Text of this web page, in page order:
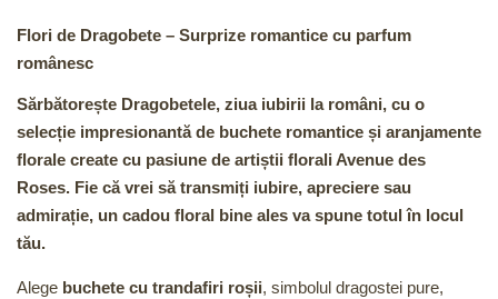
Flori de Dragobete – Surprize romantice cu parfum
românesc
Sărbătorește Dragobetele, ziua iubirii la români, cu o
selecție impresionantă de buchete romantice și aranjamente
florale create cu pasiune de artiștii florali Avenue des
Roses. Fie că vrei să transmiți iubire, apreciere sau
admirație, un cadou floral bine ales va spune totul în locul
tău.
Alege buchete cu trandafiri roșii, simbolul dragostei pure,